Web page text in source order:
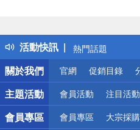
活動快訊
得獎公告
熱門話題
銀行優惠
偏遠地區配送
詐騙網頁！請小
關於我們
官網 促銷目錄
主題活動 會員活動 注目活動
會員專區 會員專區 大宗採購